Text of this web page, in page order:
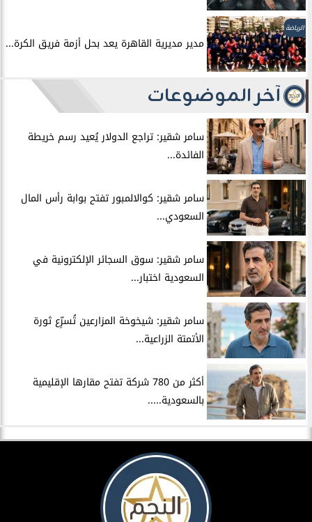
الرياضة
مدير مديرية القاهرة يعد بحل أزمة فريق الكرة...
آخر الموضوعات
سامر شقير: تراجع الدولار يُعيد رسم خريطة
الفائدة...
سامر شقير: كوالالمبور تفتح بوابة رأس المال
السعودي...
سامر شقير: سوق السجائر الإلكترونية في
السعودية اختبار...
سامر شقير: شيخوخة المزارعين تُسرِّع ثورة
الأتمتة الزراعية...
أكثر من 780 شركة تفتح مقارها الإقليمية
بالسعودية.....